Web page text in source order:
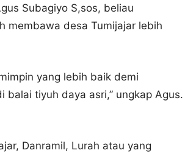
Subagiyo S,sos, beliau
membawa desa Tumijajar lebih
yang lebih baik demi
tiyuh daya asri,” ungkap Agus.
Danramil, Lurah atau yang